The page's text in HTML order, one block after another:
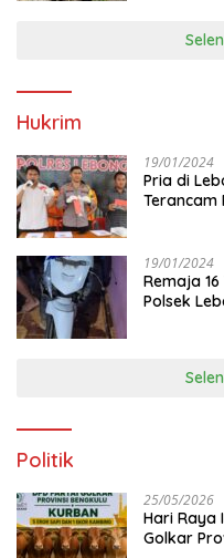
Hukrim
19/01/2024
Pria di
Terancam
19/01/2024
Remaja
Polsek
Politik
25/05/2026
Hari Raya
Golkar